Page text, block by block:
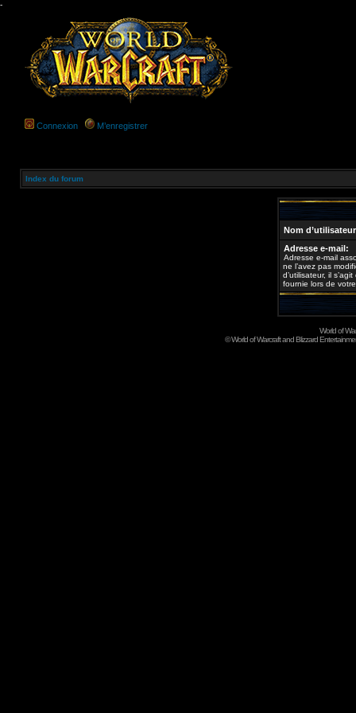
-
Connexion M’enregistrer
Index du forum
Nom
Adresse e-mail:
Adresse e-mail
ne l’avez pas
d’utilisateur, il
fournie lors de
World of
©World of Warcraft and Blizzard